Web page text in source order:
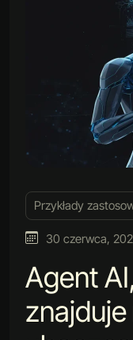
Przykłady
30 czerwca,
Agent